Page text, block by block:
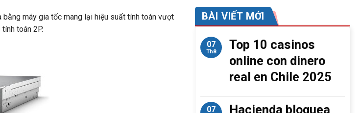
máy gia tốc mang lại hiệu suất tính toán vượt
toán 2P.
BÀI VIẾT MỚI
07
Th8
Top 10 casinos
online con dinero
real en Chile 2025
07
Hacienda bloquea